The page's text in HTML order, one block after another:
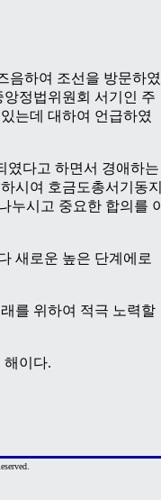
음하여 조선을 방문하였
정법위원회 서기인 주
는데 대하여 언급하였
였다고 하면서 경애하는
시여 호금도총서기동지
누시고 중요한 합의를 이
새로운 높은 단계에로
를 위하여 적극 노력할
해이다.